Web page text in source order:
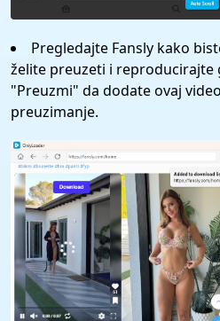
Pregledajte Fansly kako
želite preuzeti i reproducirajte
"Preuzmi" da dodate ovaj
preuzimanje.